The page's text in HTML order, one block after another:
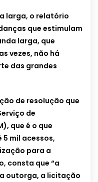
larga, o relatório
que estimulam
larga, que
vezes, não há
das grandes
de resolução que
de
que é o que
mil acessos,
para a
consta que “a
outorga, a licitação